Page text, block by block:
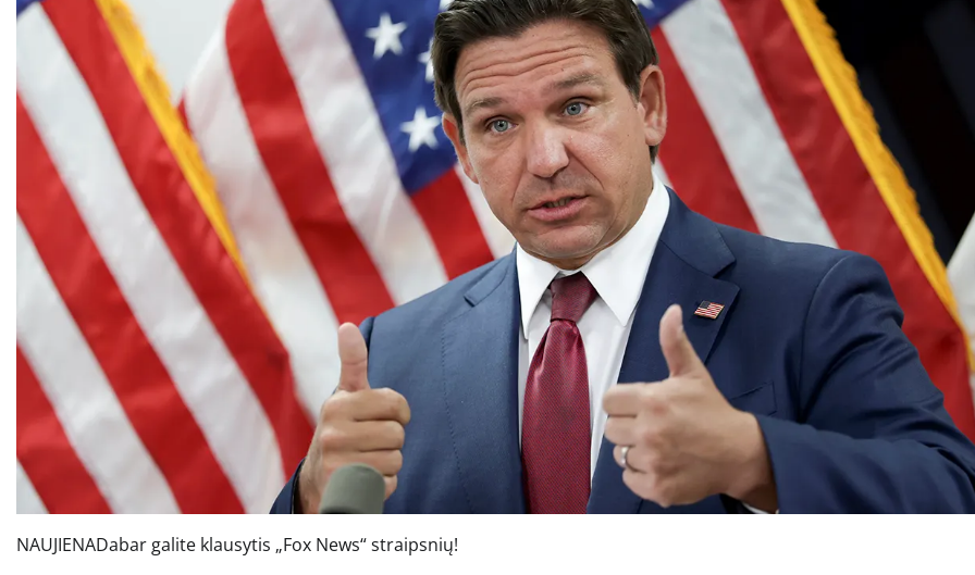
NAUJIENADabar galite klausytis „Fox News“ straipsnių!